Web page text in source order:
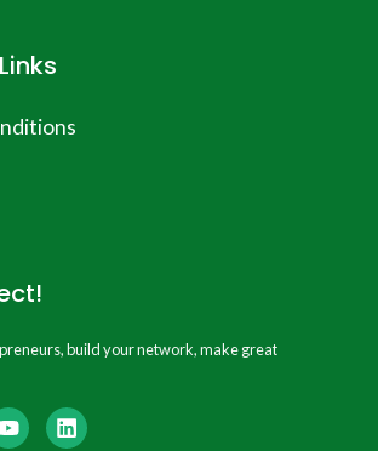
build your network, make great